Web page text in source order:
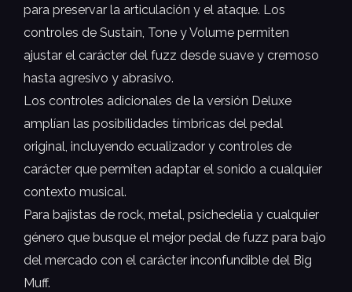
para preservar la articulación y el ataque. Los
controles de Sustain, Tone y Volume permiten
ajustar el carácter del fuzz desde suave y cremoso
hasta agresivo y abrasivo.
Los controles adicionales de la versión Deluxe
amplían las posibilidades tímbricas del pedal
original, incluyendo ecualizador y controles de
carácter que permiten adaptar el sonido a cualquier
contexto musical.
Para bajistas de rock, metal, psichedelia y cualquier
género que busque el mejor pedal de fuzz para bajo
del mercado con el carácter inconfundible del Big
Muff.